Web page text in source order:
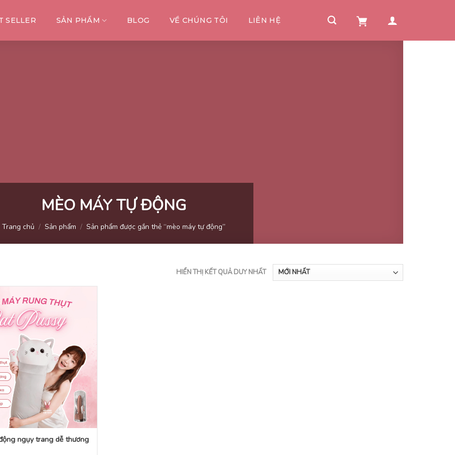
SELLER SẢN PHẨM BLOG VỀ CHÚNG TÔI LIÊN HỆ
MÈO MÁY TỰ ĐỘNG
Trang chủ / Sản phẩm / Sản phẩm được gắn thẻ “mèo máy tự động”
HIỂN THỊ KẾT QUẢ DUY NHẤT
ngụy trang dễ thương